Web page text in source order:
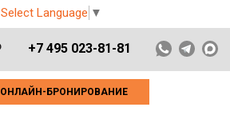
Select Language ▼
+7 495 023-81-81
ОНЛАЙН-БРОНИРОВАНИЕ